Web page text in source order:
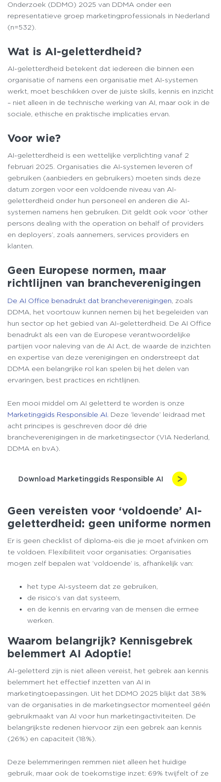
Onderzoek (DDMO) 2025 van DDMA onder een
representatieve groep marketingprofessionals in Nederland
(n=532).
Wat is AI-geletterdheid?
AI-geletterdheid betekent dat iedereen die binnen een
organisatie of namens een organisatie met AI-systemen
werkt, moet beschikken over de juiste skills, kennis en inzicht
– niet alleen in de technische werking van AI, maar ook in de
sociale, ethische en praktische implicaties ervan.
Voor wie?
AI-geletterdheid is een wettelijke verplichting vanaf 2
februari 2025. Organisaties die AI-systemen leveren of
gebruiken (aanbieders en gebruikers) moeten sinds deze
datum zorgen voor een voldoende niveau van AI-
geletterdheid onder hun personeel en anderen die AI-
systemen namens hen gebruiken. Dit geldt ook voor ‘other
persons dealing with the operation on behalf of providers
en deployers’, zoals aannemers, services providers en
klanten.
Geen Europese normen, maar
richtlijnen van brancheverenigingen
De AI Office benadrukt dat brancheverenigingen , zoals
DDMA, het voortouw kunnen nemen bij het begeleiden van
hun sector op het gebied van AI-geletterdheid. De AI Office
benadrukt als een van de Europese verantwoordelijke
partijen voor naleving van de AI Act, de waarde de inzichten
en expertise van deze verenigingen en onderstreept dat
DDMA een belangrijke rol kan spelen bij het delen van
ervaringen, best practices en richtlijnen.
Een mooi middel om AI geletterd te worden is onze
Marketinggids Responsible AI. Deze ‘levende’ leidraad met
acht principes is geschreven door dé drie
brancheverenigingen in de marketingsector (VIA Nederland,
DDMA en bvA).
Download Marketinggids Responsible AI
Geen vereisten voor ‘voldoende’ AI-
geletterdheid: geen uniforme normen
Er is geen checklist of diploma-eis die je moet afvinken om
te voldoen. Flexibiliteit voor organisaties: Organisaties
mogen zelf bepalen wat ‘voldoende’ is, afhankelijk van:
het type AI-systeem dat ze gebruiken,
de risico’s van dat systeem,
en de kennis en ervaring van de mensen die ermee
werken.
Waarom belangrijk? Kennisgebrek
belemmert AI Adoptie!
AI-geletterd zijn is niet alleen vereist, het gebrek aan kennis
belemmert het effectief inzetten van AI in
marketingtoepassingen. Uit het DDMO 2025 blijkt dat 38%
van de organisaties in de marketingsector momenteel géén
gebruikmaakt van AI voor hun marketingactiviteiten. De
belangrijkste redenen hiervoor zijn een gebrek aan kennis
(26%) en capaciteit (18%).
Deze belemmeringen remmen niet alleen het huidige
gebruik, maar ook de toekomstige inzet: 69% twijfelt of ze